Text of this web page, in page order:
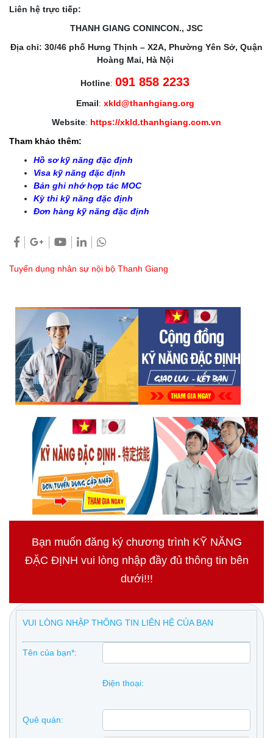
Liên hệ trực tiếp:
THANH GIANG CONINCON., JSC
Địa chỉ: 30/46 phố Hưng Thịnh – X2A, Phường Yên Sở, Quận
Hoàng Mai, Hà Nội
Hotline: 091 858 2233
Email: xkld@thanhgiang.org
Website: https://xkld.thanhgiang.com.vn
Tham khảo thêm:
Hồ sơ kỹ năng đặc định
Visa kỹ năng đặc định
Bản ghi nhớ hợp tác MOC
Kỳ thi kỹ năng đặc định
Đơn hàng kỹ năng đặc định
Tuyển dụng nhân sự nội bộ Thanh Giang
Bạn muốn đăng ký chương trình KỸ NĂNG
ĐẶC ĐỊNH vui lòng nhập đầy đủ thông tin bên
dưới!!!
VUI LÒNG NHẬP THÔNG TIN LIÊN HỆ CỦA BẠN
Tên của bạn*:
Điện thoại:
Quê quán: